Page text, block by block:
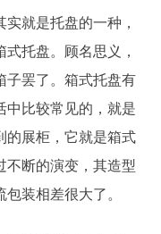
实就是托盘的一种，
托盘。顾名思义，
子罢了。箱式托盘有
中比较常见的，就是
的展柜，它就是箱式
不断的演变，其造型
装相差很大了。